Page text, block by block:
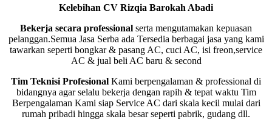
Kelebihan CV Rizqia Barokah Abadi
Bekerja secara professional serta mengutamakan kepuasan
pelanggan.Semua Jasa Serba ada Tersedia berbagai jasa yang kami
tawarkan seperti bongkar & pasang AC, cuci AC, isi freon,service
AC & jual beli AC baru & second
Tim Teknisi Profesional Kami berpengalaman & professional di
bidangnya agar selalu bekerja dengan rapih & tepat waktu Tim
Berpengalaman Kami siap Service AC dari skala kecil mulai dari
rumah pribadi hingga skala besar seperti pabrik, gudang dll.